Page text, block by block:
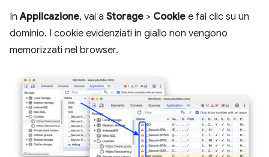
InApplicazione, vai a Storage > Cookie e fai clic su un
dominio. I cookie evidenziati in giallo non vengono
memorizzati nel browser.